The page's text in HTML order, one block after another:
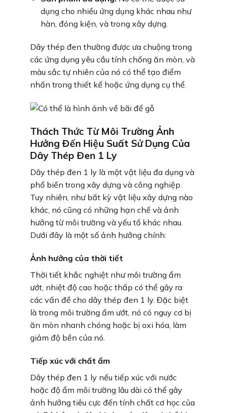
dụng cho nhiều ứng dụng khác nhau như
hàn, đóng kiện, và trong xây dựng.
Dây thép đen thường được ưa chuộng trong
các ứng dụng yêu cầu tính chống ăn mòn, và
màu sắc tự nhiên của nó có thể tạo điểm
nhấn trong thiết kế hoặc ứng dụng cụ thể.
Thách Thức Từ Môi Trường Ảnh
Hưởng Đến Hiệu Suất Sử Dụng Của
Dây Thép Đen 1 Ly
Dây thép đen 1 ly là một vật liệu đa dụng và
phổ biến trong xây dựng và công nghiệp.
Tuy nhiên, như bất kỳ vật liệu xây dựng nào
khác, nó cũng có những hạn chế và ảnh
hưởng từ môi trường và yếu tố khác nhau.
Dưới đây là một số ảnh hưởng chính:
Ảnh hưởng của thời tiết
Thời tiết khắc nghiệt như môi trường ẩm
ướt, nhiệt độ cao hoặc thấp có thể gây ra
các vấn đề cho dây thép đen 1 ly. Đặc biệt
là trong môi trường ẩm ướt, nó có nguy cơ bị
ăn mòn nhanh chóng hoặc bị oxi hóa, làm
giảm độ bền của nó.
Tiếp xúc với chất ẩm
Dây thép đen 1 ly nếu tiếp xúc với nước
hoặc độ ẩm môi trường lâu dài có thể gây
ảnh hưởng tiêu cực đến tính chất cơ học của